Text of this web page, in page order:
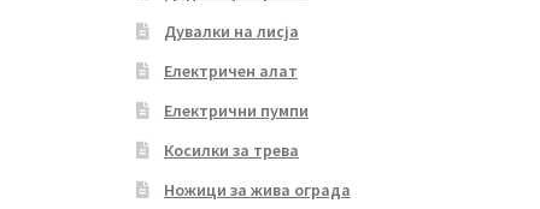
Дувалки на лисја
Електричен алат
Електрични пумпи
Косилки за трева
Ножици за жива ограда